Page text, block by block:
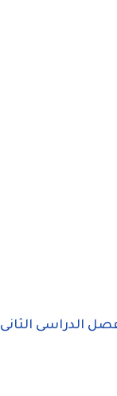
الدراسى الثانى